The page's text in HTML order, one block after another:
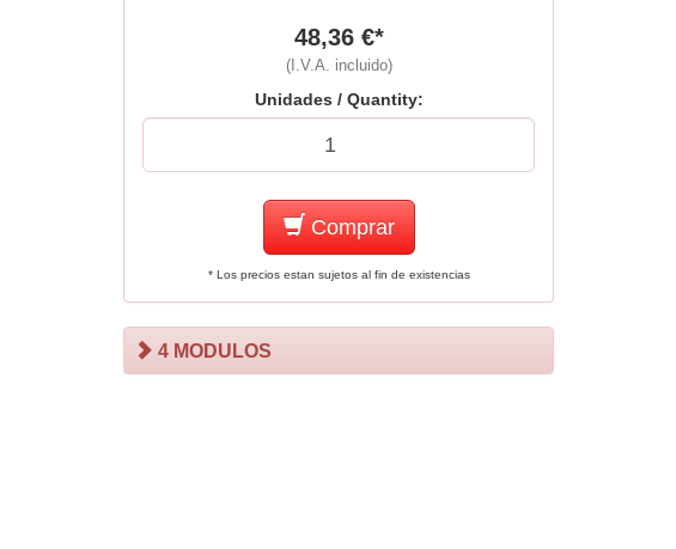
48,36 €*
(I.V.A. incluido)
Unidades / Quantity:
Comprar
* Los precios estan sujetos al fin de existencias
4 MODULOS